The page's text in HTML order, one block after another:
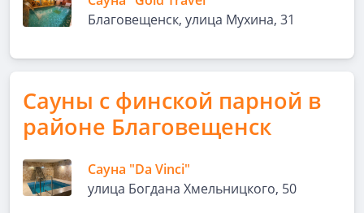
Благовещенск, улица Мухина, 31
Сауны с финской парной в
районе Благовещенск
Сауна "Da Vinci"
улица Богдана Хмельницкого, 50